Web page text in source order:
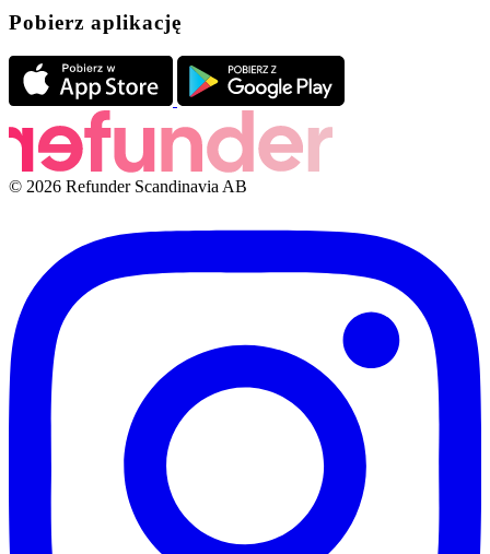
Pobierz aplikację
© 2026 Refunder Scandinavia AB